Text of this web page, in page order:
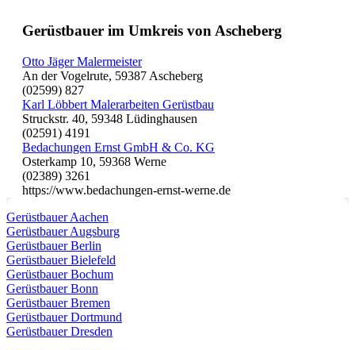
Gerüstbauer im Umkreis von Ascheberg
Otto Jäger Malermeister
An der Vogelrute, 59387 Ascheberg
(02599) 827
Karl Löbbert Malerarbeiten Gerüstbau
Struckstr. 40, 59348 Lüdinghausen
(02591) 4191
Bedachungen Ernst GmbH & Co. KG
Osterkamp 10, 59368 Werne
(02389) 3261
https://www.bedachungen-ernst-werne.de
Gerüstbauer Aachen
Gerüstbauer Augsburg
Gerüstbauer Berlin
Gerüstbauer Bielefeld
Gerüstbauer Bochum
Gerüstbauer Bonn
Gerüstbauer Bremen
Gerüstbauer Dortmund
Gerüstbauer Dresden